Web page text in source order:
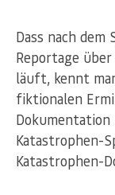
Dass nach
Reportage
läuft, kennt
fiktionalen
Katastrophen-
Katastrophen-